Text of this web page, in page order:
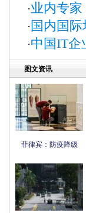
·业内专
·国内国
·中国IT企
图文资讯
菲律宾：防疫降级